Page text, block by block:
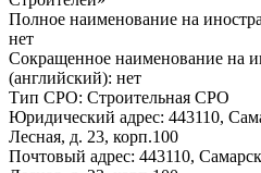
Полное наименование на
нет
Сокращенное наименование на
(английский): нет
Тип СРО: Строительная СРО
Юридический адрес: 443110,
Лесная, д. 23, корп.100
Почтовый адрес: 443110,